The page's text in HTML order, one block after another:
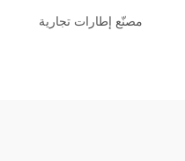
مصنّع إطارات تجارية